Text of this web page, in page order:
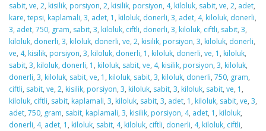
sabit, ve, 2, kisilik, porsiyon, 2, kisilik, porsiyon, 4, kiloluk, sabit, ve, 2, adet,
kare, tepsi, kaplamali, 3, adet, 1 , kiloluk, donerli, 3, adet, 4, kiloluk, donerli,
3, adet, 750, gram, sabit, 3, kiloluk, ciftli, donerli, 3, kiloluk, ciftli, sabit, 3,
kiloluk, donerli, 3, kiloluk, donerli, ve, 2, kisilik, porsiyon, 3, kiloluk, donerli,
ve, 4, kisilik, porsiyon, 3, kiloluk, donerli, 1 , kiloluk, donerli, ve, 1 , kiloluk,
sabit, 3, kiloluk, donerli, 1 , kiloluk, sabit, ve, 4, kisilik, porsiyon, 3, kiloluk,
donerli, 3, kiloluk, sabit, ve, 1 , kiloluk, sabit, 3, kiloluk, donerli, 750, gram,
ciftli, sabit, ve, 2, kisilik, porsiyon, 3, kiloluk, sabit, 3, kiloluk, sabit, ve, 1 ,
kiloluk, ciftli, sabit, kaplamali, 3, kiloluk, sabit, 3, adet, 1 , kiloluk, sabit, ve, 3,
adet, 750, gram, sabit, kaplamali, 3, kisilik, porsiyon, 4, adet, 1 , kiloluk,
donerli, 4, adet, 1 , kiloluk, sabit, 4, kiloluk, ciftli, donerli, 4, kiloluk, ciftli,